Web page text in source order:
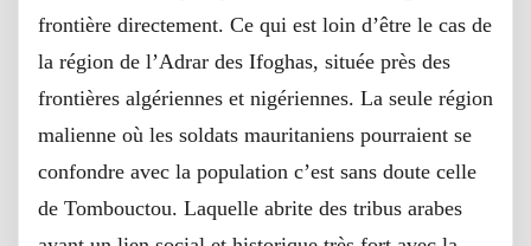
frontière directement. Ce qui est loin d’être le cas de
la région de l’Adrar des Ifoghas, située près des
frontières algériennes et nigériennes. La seule région
malienne où les soldats mauritaniens pourraient se
confondre avec la population c’est sans doute celle
de Tombouctou. Laquelle abrite des tribus arabes